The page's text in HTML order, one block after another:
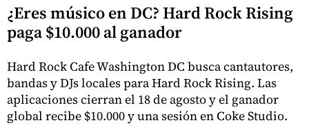
¿Eres músico en DC? Hard Rock Rising
paga $10.000 al ganador
Hard Rock Cafe Washington DC busca cantautores,
bandas y DJs locales para Hard Rock Rising. Las
aplicaciones cierran el 18 de agosto y el ganador
global recibe $10.000 y una sesión en Coke Studio.